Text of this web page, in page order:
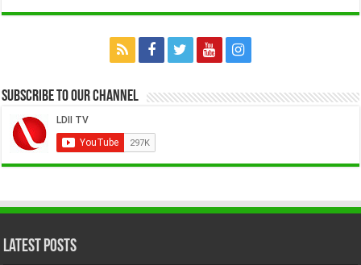
Subscribe to our Channel
Latest Posts